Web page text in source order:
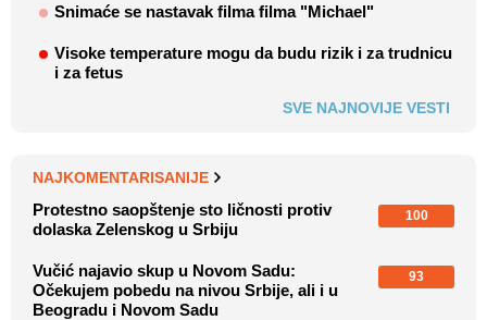
Snimaće se nastavak filma filma "Michael"
Visoke temperature mogu da budu rizik i za trudnicu
i za fetus
SVE NAJNOVIJE VESTI
NAJKOMENTARISANIJE
Protestno saopštenje sto ličnosti protiv
dolaska Zelenskog u Srbiju
100
Vučić najavio skup u Novom Sadu:
Očekujem pobedu na nivou Srbije, ali i u
Beogradu i Novom Sadu
93